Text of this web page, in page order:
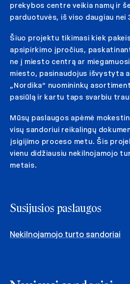
prekybos centre veikia namų ir
parduotuvės, iš viso daugiau nei
Šiuo projektu tikimasi kiek
apsipirkimo įpročius,
ne į miesto centrą ar
miesto, pasinaudojus išvystyta
„Nordika“ nuomininkų
pasiūlą ir kartu taps svarbiu
Mūsų paslaugos apėmė
visų sandoriui reikalingų
įsigijimo proceso metu. Šis
vienu didžiausiu nekilnojamojo
metais.
Susijusios paslaugos
Nekilnojamojo turto sandoriai